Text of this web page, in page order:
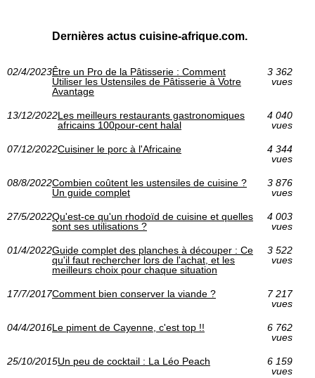
Dernières actus cuisine-afrique.com.
02/4/2023Être un Pro de la Pâtisserie : Comment
Utiliser les Ustensiles de Pâtisserie à Votre
Avantage
3 362
vues
13/12/2022Les meilleurs restaurants gastronomiques
africains 100pour-cent halal
4 040
vues
07/12/2022Cuisiner le porc à l'Africaine
4 344
vues
08/8/2022Combien coûtent les ustensiles de cuisine ?
Un guide complet
3 876
vues
27/5/2022Qu'est-ce qu'un rhodoïd de cuisine et quelles
sont ses utilisations ?
4 003
vues
01/4/2022Guide complet des planches à découper : Ce
qu'il faut rechercher lors de l'achat, et les
meilleurs choix pour chaque situation
3 522
vues
17/7/2017Comment bien conserver la viande ?
7 217
vues
04/4/2016Le piment de Cayenne, c'est top !!
6 762
vues
25/10/2015Un peu de cocktail : La Léo Peach
6 159
vues